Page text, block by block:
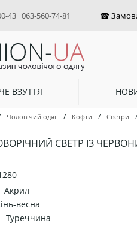
43 063-560-74-81
ВЗУТТЯ
Чоловічий одяг / Кофти / Светри /
СВЕТР ІЗ
Акрил
весна
Туреччина